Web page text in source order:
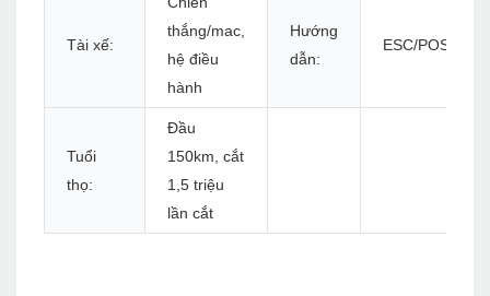
Tài xế:
thắng/mac,
hệ điều
hành
Hướng
dẫn:
ESC/POS
Tuổi
thọ:
Đầu
150km, cắt
1,5 triệu
lần cắt